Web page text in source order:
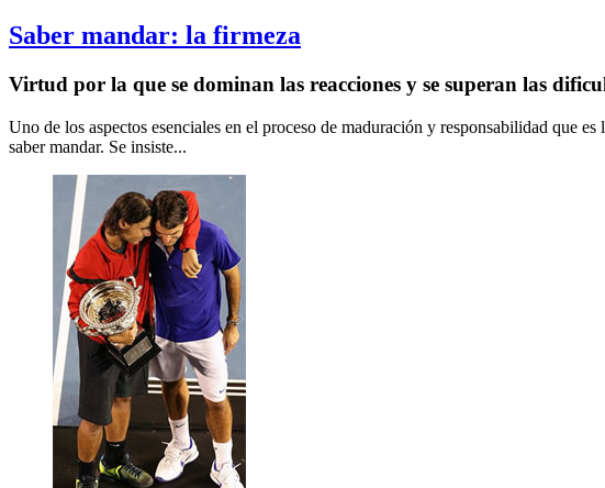
Saber mandar: la firmeza
Virtud por la que se dominan las reacciones y se superan las
Uno de los aspectos esenciales en el proceso de maduración y responsabilidad que
saber mandar. Se insiste...